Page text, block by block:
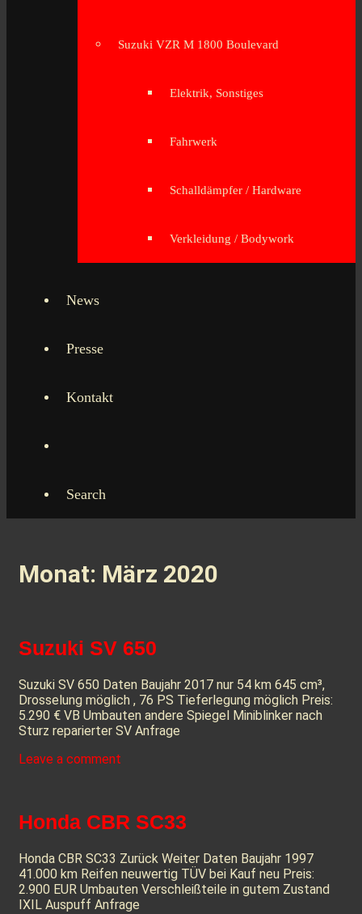
Suzuki VZR M 1800 Boulevard
Elektrik, Sonstiges
Fahrwerk
Schalldämpfer / Hardware
Verkleidung / Bodywork
News
Presse
Kontakt
Search
Monat: März 2020
Suzuki SV 650
Suzuki SV 650 Daten Baujahr 2017 nur 54 km 645 cm³,
Drosselung möglich , 76 PS Tieferlegung möglich Preis:
5.290 € VB Umbauten andere Spiegel Miniblinker nach
Sturz reparierter SV Anfrage
Leave a comment
Honda CBR SC33
Honda CBR SC33 Zurück Weiter Daten Baujahr 1997
41.000 km Reifen neuwertig TÜV bei Kauf neu Preis:
2.900 EUR Umbauten Verschleißteile in gutem Zustand
IXIL Auspuff Anfrage